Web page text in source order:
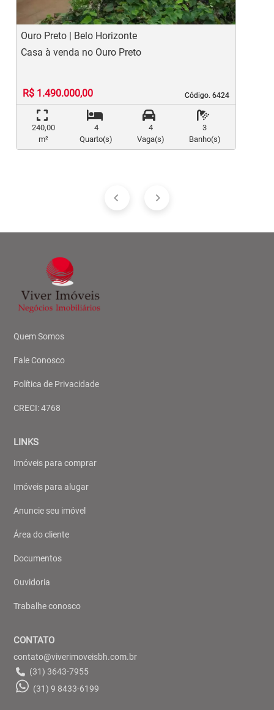
Ouro Preto | Belo Horizonte
Código. 6424
Código. 6424
Casa à venda no Ouro Preto
R$ 1.490.000,00
240,00
m²
4
Quarto(s)
4
Vaga(s)
3
Banho(s)
Quem Somos
Fale Conosco
Política de Privacidade
CRECI: 4768
LINKS
Imóveis para comprar
Imóveis para alugar
Anuncie seu imóvel
Área do cliente
Documentos
Ouvidoria
Trabalhe conosco
CONTATO
contato@viverimoveisbh.com.br
(31) 3643-7955
(31) 9 8433-6199